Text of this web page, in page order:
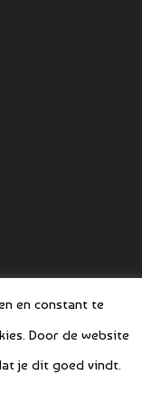
en constant te
Door de website
je dit goed vindt.